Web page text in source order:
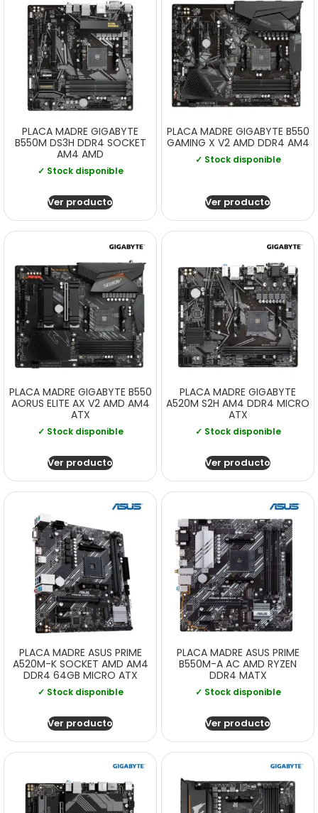
PLACA MADRE GIGABYTE
B550M DS3H DDR4 SOCKET
AM4 AMD
✓ Stock disponible
Ver producto
PLACA MADRE GIGABYTE B550
GAMING X V2 AMD DDR4 AM4
✓ Stock disponible
Ver producto
PLACA MADRE GIGABYTE B550
AORUS ELITE AX V2 AMD AM4
ATX
✓ Stock disponible
Ver producto
PLACA MADRE GIGABYTE
A520M S2H AM4 DDR4 MICRO
ATX
✓ Stock disponible
Ver producto
PLACA MADRE ASUS PRIME
A520M-K SOCKET AMD AM4
DDR4 64GB MICRO ATX
✓ Stock disponible
Ver producto
PLACA MADRE ASUS PRIME
B550M-A AC AMD RYZEN
DDR4 MATX
✓ Stock disponible
Ver producto